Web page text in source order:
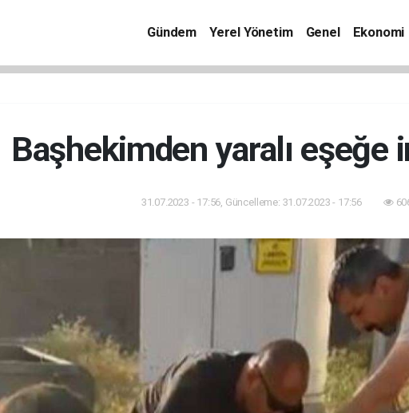
Gündem Yerel Yönetim Genel Ekonomi
Başhekimden yaralı eşeğe
31.07.2023 - 17:56, Güncelleme: 31.07.2023 - 17:56